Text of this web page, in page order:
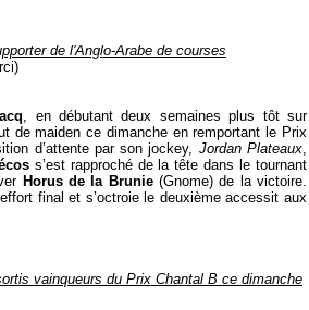
de l'Anglo-Arabe de courses
, en débutant deux semaines plus tôt sur
de maiden ce dimanche en remportant le Prix
d’attente par son jockey, Jordan Plateaux,
s’est rapproché de la tête dans le tournant
Horus de la Brunie(Gnome) de la victoire.
final et s’octroie le deuxième accessit aux
vainqueurs du Prix Chantal B ce dimanche